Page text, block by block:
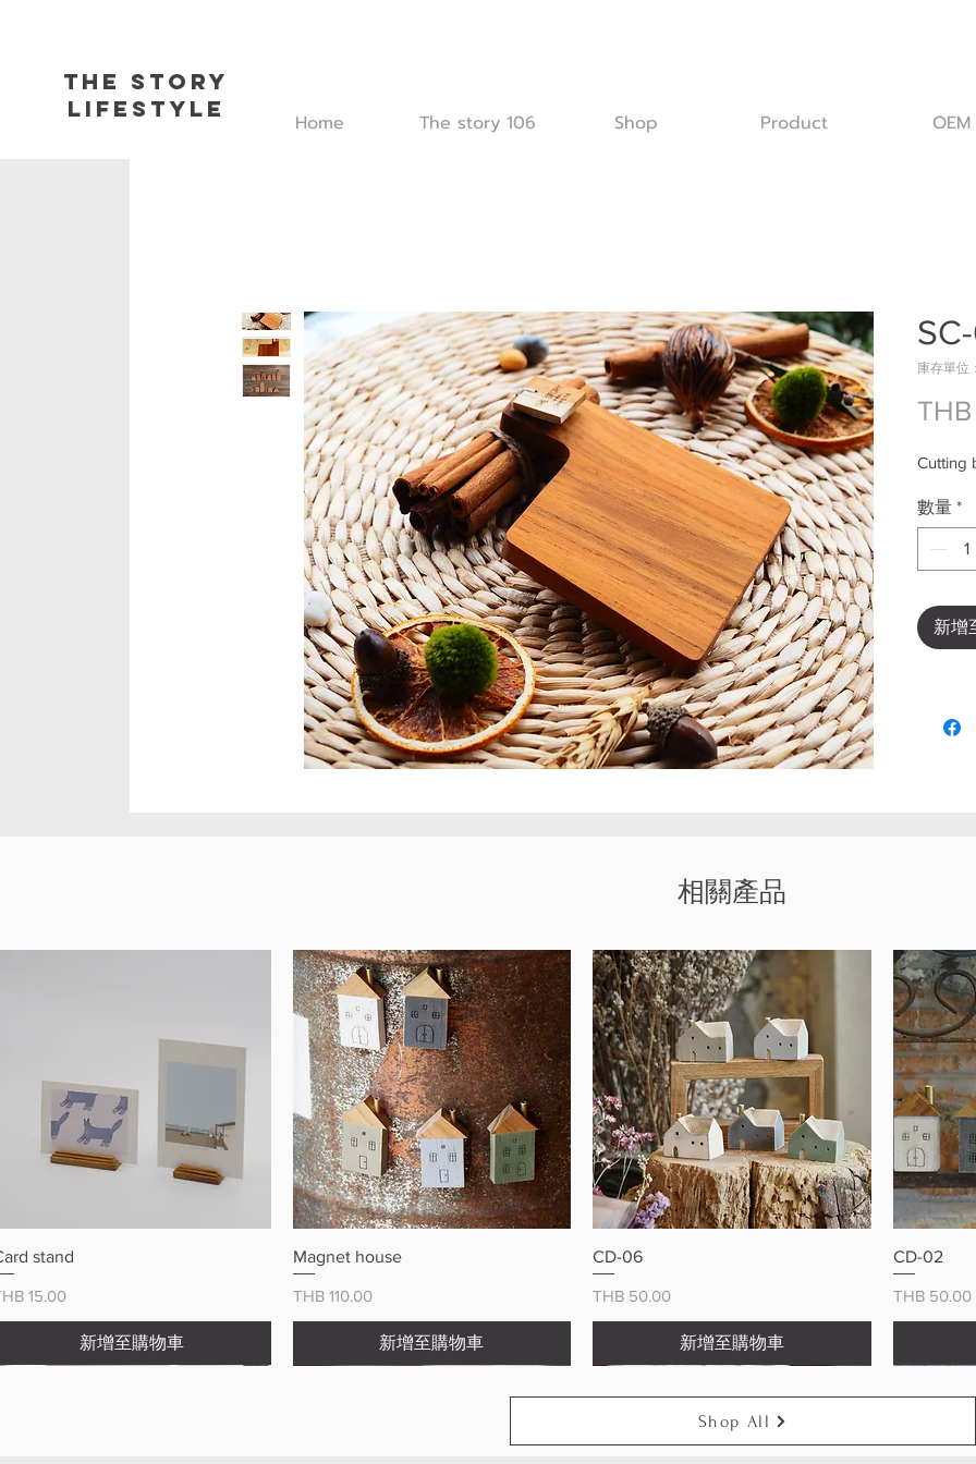
The Story
L ifestyle
Home The story 106 Shop Product OEM
庫存單位
Cutting
數量 *
新增
相關產品
stand
格 15.00
新增至購物車
快速瀏覽
Magnet house
價格
THB 110.00
新增至購物車
CD-06
價格
THB 50.00
新增至購物車
CD-02
價格
THB 50.00
Shop All